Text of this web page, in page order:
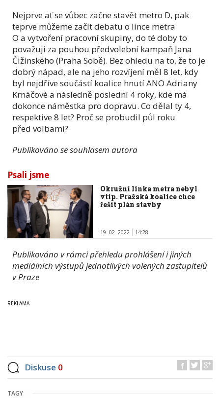
Nejprve ať se vůbec začne stavět metro D, pak
teprve můžeme začít debatu o lince metra
O a vytvoření pracovní skupiny, do té doby to
považuji za pouhou předvolební kampaň Jana
Čižinského (Praha Sobě). Bez ohledu na to, že to je
dobrý nápad, ale na jeho rozvíjení měl 8 let, kdy
byl nejdříve součástí koalice hnutí ANO Adriany
Krnáčové a následně poslední 4 roky, kde má
dokonce náměstka pro dopravu. Co dělal ty 4,
respektive 8 let? Proč se probudil půl roku
před volbami?
Publikováno se souhlasem autora
Psali jsme
Okružní linka metra nebyl
vtip. Pražská koalice chce
řešit plán stavby
19. 02. 2022 14:28
Publikováno v rámci přehledu prohlášení i jiných
mediálních výstupů jednotlivých volených zastupitelů
v Praze
Diskuse 0
TAGY